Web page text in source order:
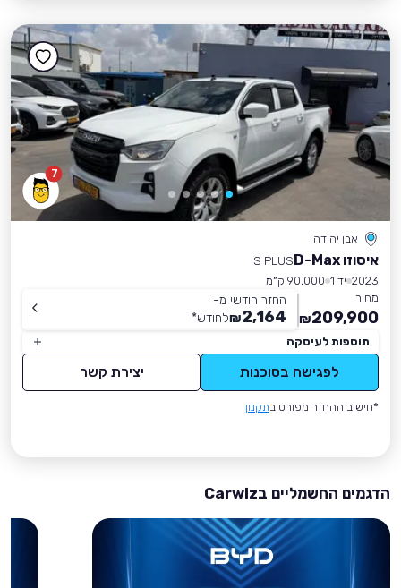
7
אבן יהודה
איסוזו D-Max
S PLUS
2023 יד 1
90,000 ק״מ
מחיר
209,900
₪
החזר חודשי מ-
2,164
₪לחודש*
תוספות לעיסקה
לפגישה בסוכנות יצירת קשר
*חישוב ההחזר מפורט בתקנון
הדגמים החשמליים בCarwiz